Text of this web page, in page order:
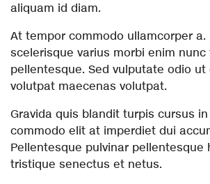
aliquam id diam.
At tempor commodo ullamcorper a.
scelerisque varius morbi enim nunc
pellentesque. Sed vulputate odio
volutpat maecenas volutpat.
Gravida quis blandit turpis cursus
commodo elit at imperdiet dui
Pellentesque pulvinar pellentesque
tristique senectus et netus.